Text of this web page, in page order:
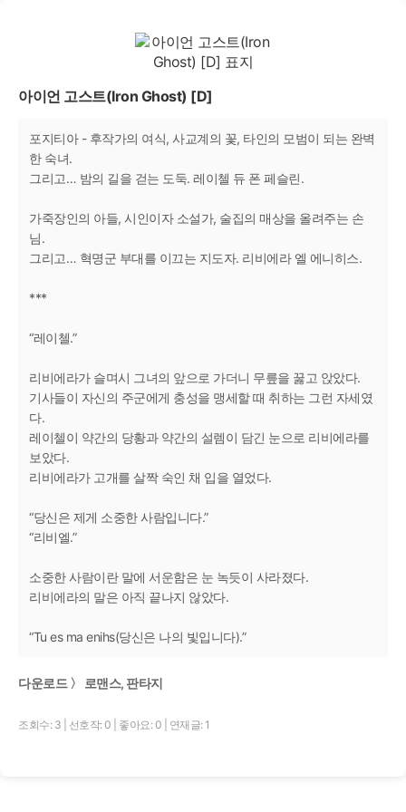
아이언 고스트(Iron Ghost) [D]
포지티아 - 후작가의 여식, 사교계의 꽃, 타인의 모범이 되는 완벽
한 숙녀.
그리고… 밤의 길을 걷는 도둑. 레이첼 듀 폰 페슬린.
가죽장인의 아들, 시인이자 소설가, 술집의 매상을 올려주는 손
님.
그리고… 혁명군 부대를 이끄는 지도자. 리비에라 엘 에니히스.
***
“레이첼.”
리비에라가 슬며시 그녀의 앞으로 가더니 무릎을 꿇고 앉았다.
기사들이 자신의 주군에게 충성을 맹세할 때 취하는 그런 자세였
다.
레이첼이 약간의 당황과 약간의 설렘이 담긴 눈으로 리비에라를
보았다.
리비에라가 고개를 살짝 숙인 채 입을 열었다.
“당신은 제게 소중한 사람입니다.”
“리비엘.”
소중한 사람이란 말에 서운함은 눈 녹듯이 사라졌다.
리비에라의 말은 아직 끝나지 않았다.
“Tu es ma enihs(당신은 나의 빛입니다).”
다운로드 〉 로맨스, 판타지
조회수: 3 선호작: 0 좋아요: 0 연재글: 1